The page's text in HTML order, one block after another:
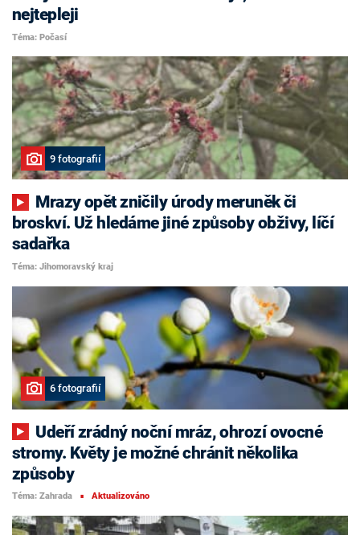
nejtepleji
Téma: Počasí
9 fotografií
broskví. Už hledáme jiné způsoby obživy, líčí
sadařka
Téma: Jihomoravský kraj
6 fotografií
stromy. Květy je možné chránit několika
způsoby
Téma: Zahrada ■ Aktualizováno